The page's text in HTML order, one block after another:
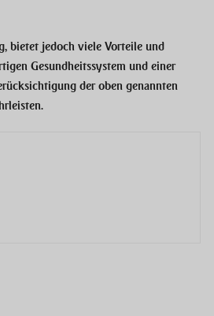
bietet jedoch viele Vorteile und
Gesundheitssystem und einer
der oben genannten